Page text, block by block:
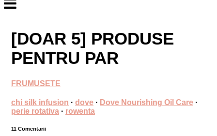
[DOAR 5] PRODUSE
PENTRU PAR
FRUMUSETE
chi silk infusion · dove · Dove Nourishing Oil Care ·
perie rotativa · rowenta
11 Comentarii